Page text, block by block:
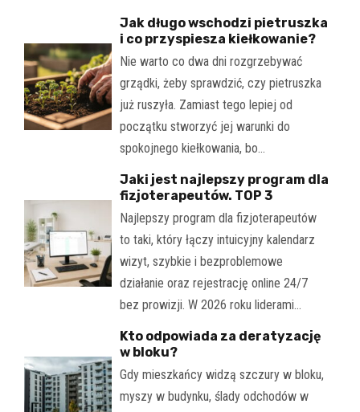
Jak długo wschodzi pietruszka
i co przyspiesza kiełkowanie?
Nie warto co dwa dni rozgrzebywać
grządki, żeby sprawdzić, czy pietruszka
już ruszyła. Zamiast tego lepiej od
początku stworzyć jej warunki do
spokojnego kiełkowania, bo…
Jaki jest najlepszy program dla
fizjoterapeutów. TOP 3
Najlepszy program dla fizjoterapeutów
to taki, który łączy intuicyjny kalendarz
wizyt, szybkie i bezproblemowe
działanie oraz rejestrację online 24/7
bez prowizji. W 2026 roku liderami…
Kto odpowiada za deratyzację
w bloku?
Gdy mieszkańcy widzą szczury w bloku,
myszy w budynku, ślady odchodów w